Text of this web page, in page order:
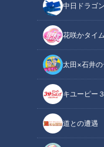
中日ドラゴ
花咲かタイ
太田×石井
キユーピー
道との遭遇
太田×石井の
「デララバ」動